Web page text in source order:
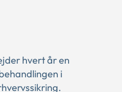
hvert år en
i